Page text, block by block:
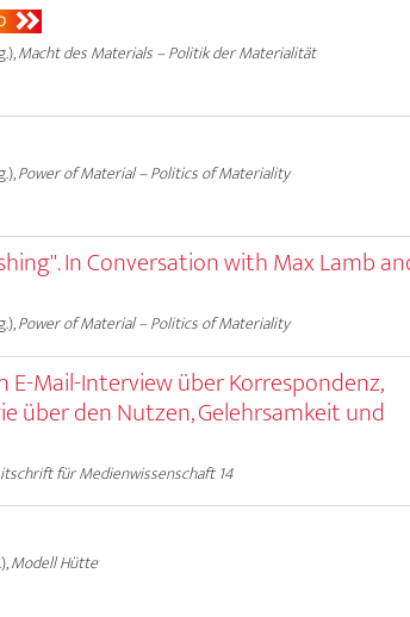
Macht des Materials – Politik der Materialität
Power of Material – Politics of Materiality
In Conversation with Max Lamb
Power of Material – Politics of Materiality
E-Mail-Interview über Korrespondenz,
über den Nutzen, Gelehrsamkeit und
für Medienwissenschaft 14
Modell Hütte